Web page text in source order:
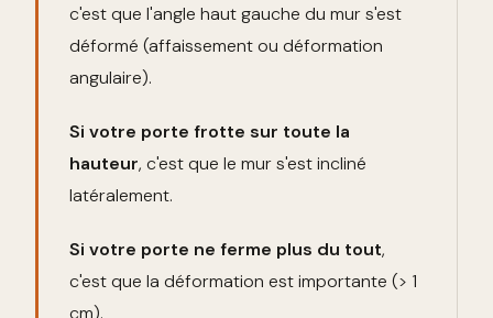
c'est que l'angle haut gauche du mur s'est
déformé (affaissement ou déformation
angulaire).
Si votre porte frotte sur toute la
hauteur, c'est que le mur s'est incliné
latéralement.
Si votre porte ne ferme plus du tout,
c'est que la déformation est importante (> 1
cm).